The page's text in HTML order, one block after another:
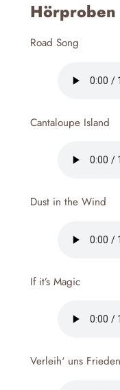
Hörproben
Road Song
Cantaloupe Island
Dust in the Wind
If it’s Magic
Verleih‘ uns Frieden